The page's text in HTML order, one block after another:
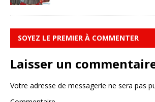
SOYEZ LE PREMIER À COMMENTER
Laisser un
Votre adresse de messagerie ne sera pas